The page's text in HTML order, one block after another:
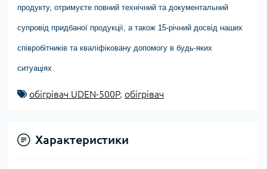
продукту, отримуєте повний технічний та документальний
супровід придбаної продукції, а також 15-річний досвід наших
співробітників та кваліфіковану допомогу в будь-яких
ситуаціях.
обігрівач UDEN-500P, обігрівач
Характеристики